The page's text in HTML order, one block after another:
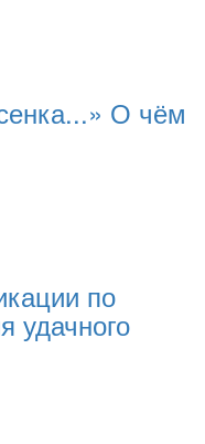
О чём
по
удачного